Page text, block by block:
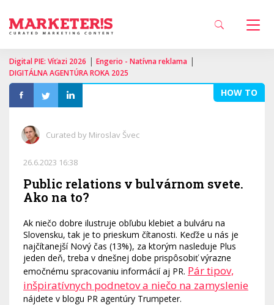
Digital PIE: Víťazi 2026 | Engerio - Natívna reklama |
DIGITÁLNA AGENTÚRA ROKA 2025
HOW TO
Curated by Miroslav Švec
26.6.2023 16:38
Public relations v bulvárnom svete.
Ako na to?
Ak niečo dobre ilustruje obľubu klebiet a bulváru na
Slovensku, tak je to prieskum čítanosti. Keďže u nás je
najčítanejší Nový čas (13%), za ktorým nasleduje Plus
jeden deň, treba v dnešnej dobe prispôsobiť výrazne
emočnému spracovaniu informácií aj PR. Pár tipov,
inšpiratívnych podnetov a niečo na zamyslenie
nájdete v blogu PR agentúry Trumpeter.